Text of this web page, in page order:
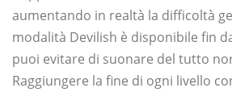
aumentando in realtà la difficoltà
modalità Devilish è disponibile fin
puoi evitare di suonare del tutto
Raggiungere la fine di ogni livello